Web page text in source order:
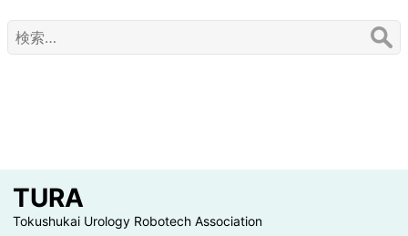
検
索:
TURA
Tokushukai Urology Robotech Association